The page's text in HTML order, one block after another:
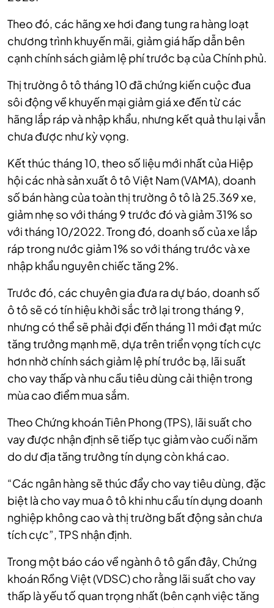
Theo đó, các hãng xe hơi đang tung ra hàng loạt
chương trình khuyến mãi, giảm giá hấp dẫn bên
cạnh chính sách giảm lệ phí trước bạ của Chính phủ.
Thị trường ô tô tháng 10 đã chứng kiến cuộc đua
sôi động về khuyến mại giảm giá xe đến từ các
hãng lắp ráp và nhập khẩu, nhưng kết quả thu lại vẫn
chưa được như kỳ vọng.
Kết thúc tháng 10, theo số liệu mới nhất của Hiệp
hội các nhà sản xuất ô tô Việt Nam (VAMA), doanh
số bán hàng của toàn thị trường ô tô là 25.369 xe,
giảm nhẹ so với tháng 9 trước đó và giảm 31% so
với tháng 10/2022. Trong đó, doanh số của xe lắp
ráp trong nước giảm 1% so với tháng trước và xe
nhập khẩu nguyên chiếc tăng 2%.
Trước đó, các chuyên gia đưa ra dự báo, doanh số
ô tô sẽ có tín hiệu khởi sắc trở lại trong tháng 9,
nhưng có thể sẽ phải đợi đến tháng 11 mới đạt mức
tăng trưởng mạnh mẽ, dựa trên triển vọng tích cực
hơn nhờ chính sách giảm lệ phí trước bạ, lãi suất
cho vay thấp và nhu cầu tiêu dùng cải thiện trong
mùa cao điểm mua sắm.
Theo Chứng khoán Tiên Phong (TPS), lãi suất cho
vay được nhận định sẽ tiếp tục giảm vào cuối năm
do dư địa tăng trưởng tín dụng còn khá cao.
“Các ngân hàng sẽ thúc đẩy cho vay tiêu dùng, đặc
biệt là cho vay mua ô tô khi nhu cầu tín dụng doanh
nghiệp không cao và thị trường bất động sản chưa
tích cực”, TPS nhận định.
Trong một báo cáo về ngành ô tô gần đây, Chứng
khoán Rồng Việt (VDSC) cho rằng lãi suất cho vay
thấp là yếu tố quan trọng nhất (bên cạnh việc tăng